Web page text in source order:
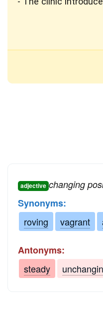
adjective changing
Synonyms:
roving
vagrant
Antonyms:
steady